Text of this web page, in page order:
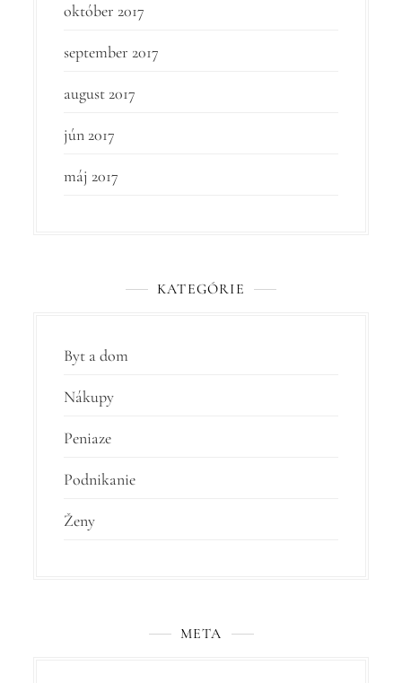
október 2017
september 2017
august 2017
jún 2017
máj 2017
KATEGÓRIE
Byt a dom
Nákupy
Peniaze
Podnikanie
Ženy
META